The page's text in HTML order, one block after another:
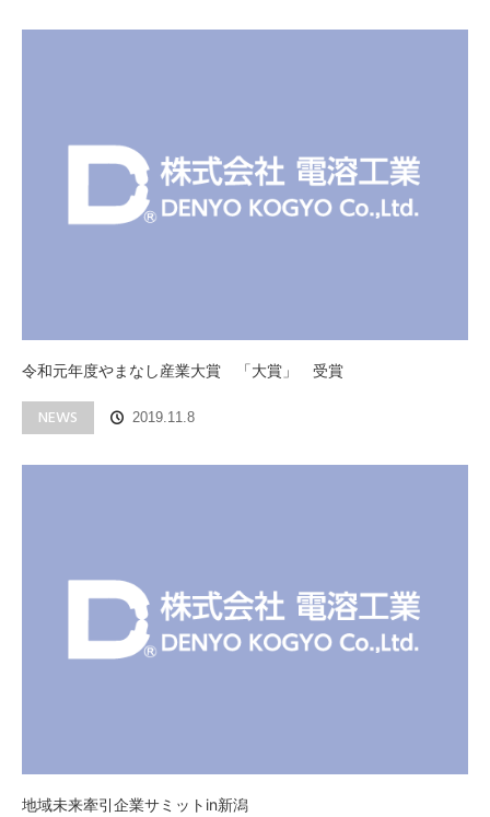
令和元年度やまなし産業大賞 「大賞」 受賞
NEWS 2019.11.8
地域未来牽引企業サミットin新潟